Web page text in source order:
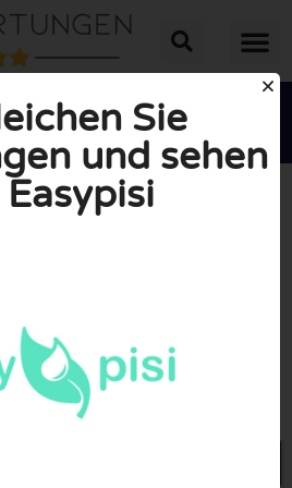

10/10
(0 Bewertungen)
Sie
und sehen
Easypisi